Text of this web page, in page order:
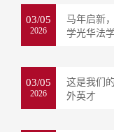
03/05
2026
马年启新
学光华法
03/05
2026
这是我们
外英才